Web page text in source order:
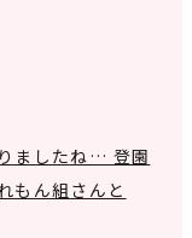
ましたね… 登園
もん組さんと